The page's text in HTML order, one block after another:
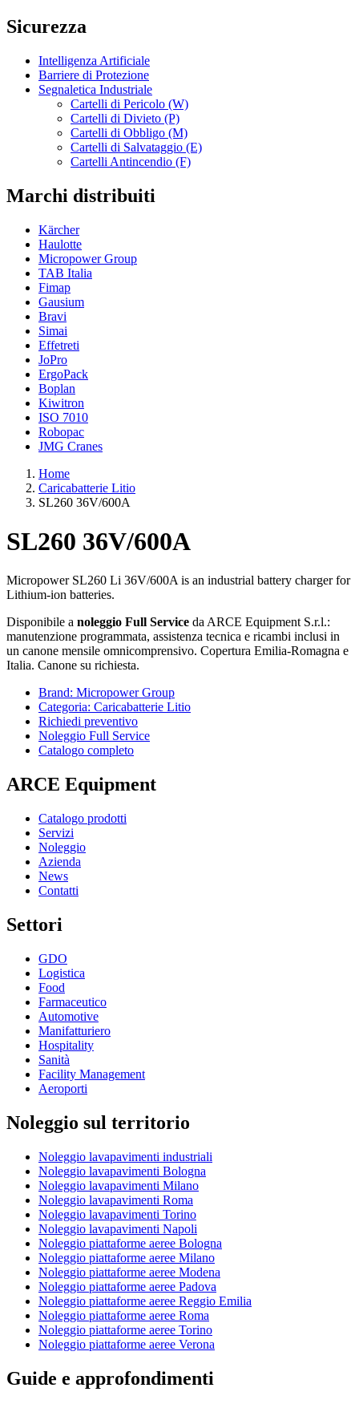
Sicurezza
Intelligenza Artificiale
Barriere di Protezione
Segnaletica Industriale
Cartelli di Pericolo (W)
Cartelli di Divieto (P)
Cartelli di Obbligo (M)
Cartelli di Salvataggio (E)
Cartelli Antincendio (F)
Marchi distribuiti
Kärcher
Haulotte
Micropower Group
TAB Italia
Fimap
Gausium
Bravi
Simai
Effetreti
JoPro
ErgoPack
Boplan
Kiwitron
ISO 7010
Robopac
JMG Cranes
Home
Caricabatterie Litio
SL260 36V/600A
SL260 36V/600A
Micropower SL260 Li 36V/600A is an industrial battery charger for
Lithium-ion batteries.
Disponibile a noleggio Full Service da ARCE Equipment S.r.l.:
manutenzione programmata, assistenza tecnica e ricambi inclusi in
un canone mensile omnicomprensivo. Copertura Emilia-Romagna e
Italia. Canone su richiesta.
Brand: Micropower Group
Categoria: Caricabatterie Litio
Richiedi preventivo
Noleggio Full Service
Catalogo completo
ARCE Equipment
Catalogo prodotti
Servizi
Noleggio
Azienda
News
Contatti
Settori
GDO
Logistica
Food
Farmaceutico
Automotive
Manifatturiero
Hospitality
Sanità
Facility Management
Aeroporti
Noleggio sul territorio
Noleggio lavapavimenti industriali
Noleggio lavapavimenti Bologna
Noleggio lavapavimenti Milano
Noleggio lavapavimenti Roma
Noleggio lavapavimenti Torino
Noleggio lavapavimenti Napoli
Noleggio piattaforme aeree Bologna
Noleggio piattaforme aeree Milano
Noleggio piattaforme aeree Modena
Noleggio piattaforme aeree Padova
Noleggio piattaforme aeree Reggio Emilia
Noleggio piattaforme aeree Roma
Noleggio piattaforme aeree Torino
Noleggio piattaforme aeree Verona
Guide e approfondimenti